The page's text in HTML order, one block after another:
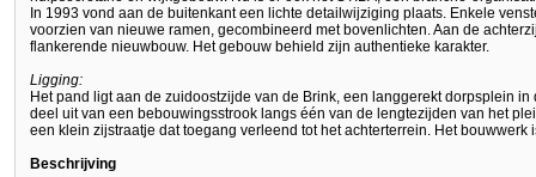
In 1993 vond aan de buitenkant een lichte detailwijziging plaats. Enkele
voorzien van nieuwe ramen, gecombineerd met bovenlichten. Aan de
flankerende nieuwbouw. Het gebouw behield zijn authentieke karakter.
Ligging:
Het pand ligt aan de zuidoostzijde van de Brink, een langgerekt dorpsplein
deel uit van een bebouwingsstrook langs één van de lengtezijden van het
een klein zijstraatje dat toegang verleend tot het achterterrein. Het bouwwerk
Beschrijving